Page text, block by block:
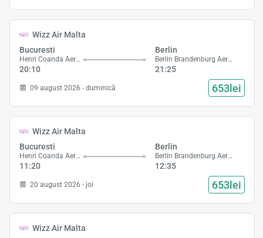
Wizz Air Malta
Bucuresti
Henri Coanda Aeroport
20:10
Berlin
Berlin Brandenburg Aeroport
21:25
09 august 2026 - duminică 653lei
Wizz Air Malta
Bucuresti
Henri Coanda Aeroport
11:20
Berlin
Berlin Brandenburg Aeroport
12:35
20 august 2026 - joi 653lei
Wizz Air Malta